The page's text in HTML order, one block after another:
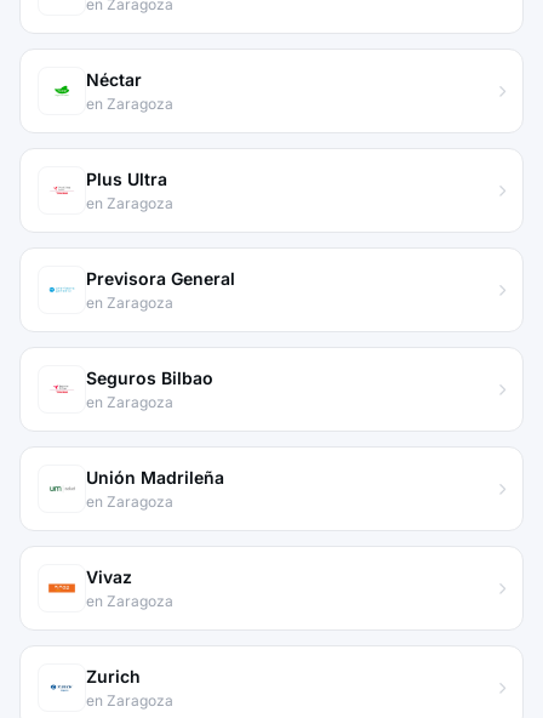
en Zaragoza
Néctar
en Zaragoza
Plus Ultra
en Zaragoza
Previsora General
en Zaragoza
Seguros Bilbao
en Zaragoza
Unión Madrileña
en Zaragoza
Vivaz
en Zaragoza
Zurich
en Zaragoza